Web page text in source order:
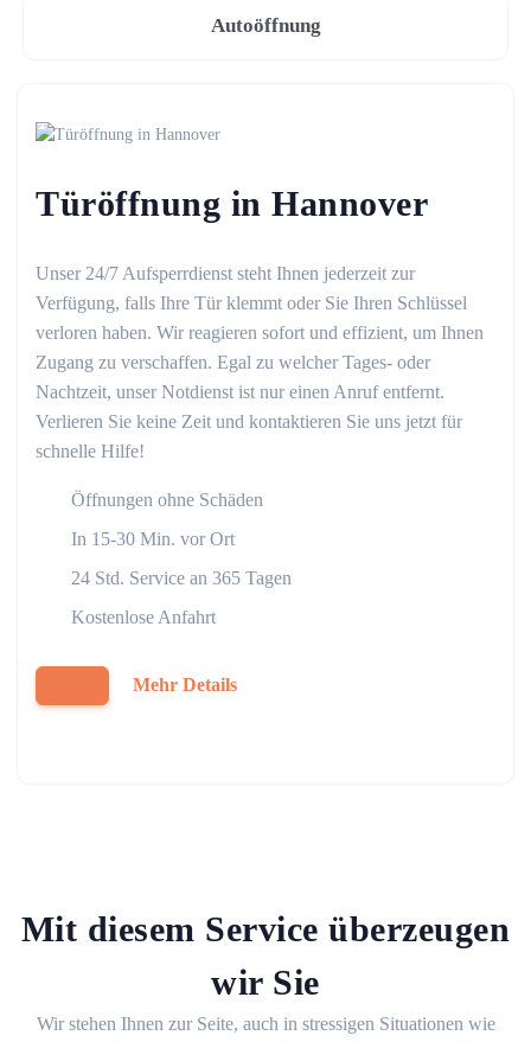
Autoöffnung
Türöffnung in Hannover
Unser 24/7 Aufsperrdienst steht Ihnen jederzeit zur
Verfügung, falls Ihre Tür klemmt oder Sie Ihren Schlüssel
verloren haben. Wir reagieren sofort und effizient, um Ihnen
Zugang zu verschaffen. Egal zu welcher Tages- oder
Nachtzeit, unser Notdienst ist nur einen Anruf entfernt.
Verlieren Sie keine Zeit und kontaktieren Sie uns jetzt für
schnelle Hilfe!
Öffnungen ohne Schäden
In 15-30 Min. vor Ort
24 Std. Service an 365 Tagen
Kostenlose Anfahrt
Mehr Details
Mit diesem Service überzeugen
wir Sie
Wir stehen Ihnen zur Seite, auch in stressigen Situationen wie